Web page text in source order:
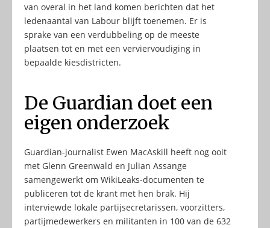
van overal in het land komen berichten dat het
ledenaantal van Labour blijft toenemen. Er is
sprake van een verdubbeling op de meeste
plaatsen tot en met een verviervoudiging in
bepaalde kiesdistricten.
De Guardian doet een
eigen onderzoek
Guardian-journalist Ewen MacAskill heeft nog ooit
met Glenn Greenwald en Julian Assange
samengewerkt om WikiLeaks-documenten te
publiceren tot de krant met hen brak. Hij
interviewde lokale partijsecretarissen, voorzitters,
partijmedewerkers en militanten in 100 van de 632